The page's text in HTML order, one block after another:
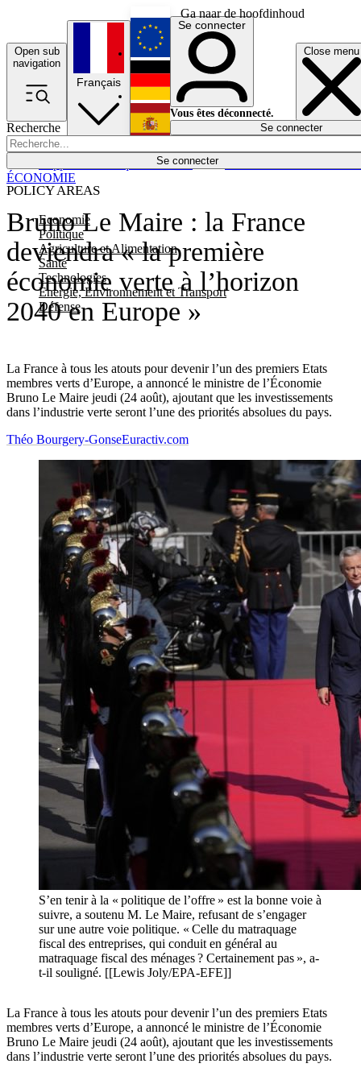
Ga naar de hoofdinhoud
Open sub
navigation
Close menu
Recherche
Se connecter
POLICY AREAS
Economie
Politique
Agriculture et Alimentation
Santé
Technologies
Energie, Environnement et Transport
Défense
Économie
Français
English
Deutsch
Español
Se connecter
Vous êtes déconnecté.
Se connecter
Bruno Le Maire : la France
deviendra « la première
économie verte à l’horizon
2040 en Europe »
La France à tous les atouts pour devenir l’un des premiers Etats
membres verts d’Europe, a annoncé le ministre de l’Économie
Bruno Le Maire jeudi (24 août), ajoutant que les investissements
dans l’industrie verte seront l’une des priorités absolues du pays.
ÉCONOMIE
Théo Bourgery-GonseEuractiv.com
S’en tenir à la « politique de l’offre » est la bonne voie à
suivre, a soutenu M. Le Maire, refusant de s’engager
sur une autre voie politique. « Celle du matraquage
fiscal des entreprises, qui conduit en général au
matraquage fiscal des ménages ? Certainement pas », a-
t-il souligné. [[Lewis Joly/EPA-EFE]]
La France à tous les atouts pour devenir l’un des premiers Etats
membres verts d’Europe, a annoncé le ministre de l’Économie
Bruno Le Maire jeudi (24 août), ajoutant que les investissements
dans l’industrie verte seront l’une des priorités absolues du pays.